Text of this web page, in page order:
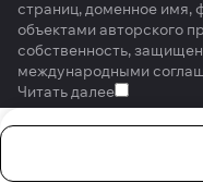
страниц, доменное имя,
объектами авторского
собственность,
международными
Читать далее